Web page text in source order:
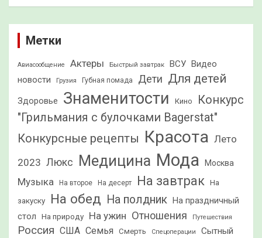
Метки
Авиасообщение Актеры Быстрый завтрак ВСУ Видео
новости
Грузия Губная помада Дети Для детей
Здоровье Знаменитости Кино
Конкурс
"Грильмания с булочками Bagerstat"
Конкурсные рецепты Красота Лето
2023 Люкс Медицина Мода Москва
Музыка На второе На десерт На завтрак На
закуску На обед На полдник На праздничный
стол
На природу На ужин Отношения Путешествия
Россия США Семья Смерть Спецоперации
Сытный